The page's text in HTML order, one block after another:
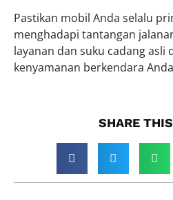
Pastikan mobil Anda selalu
menghadapi tantangan
layanan dan suku cadang asli
kenyamanan berkendara
SHARE